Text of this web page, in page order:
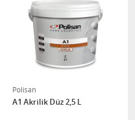
Polisan
A1 Akrilik Düz 2,5 L